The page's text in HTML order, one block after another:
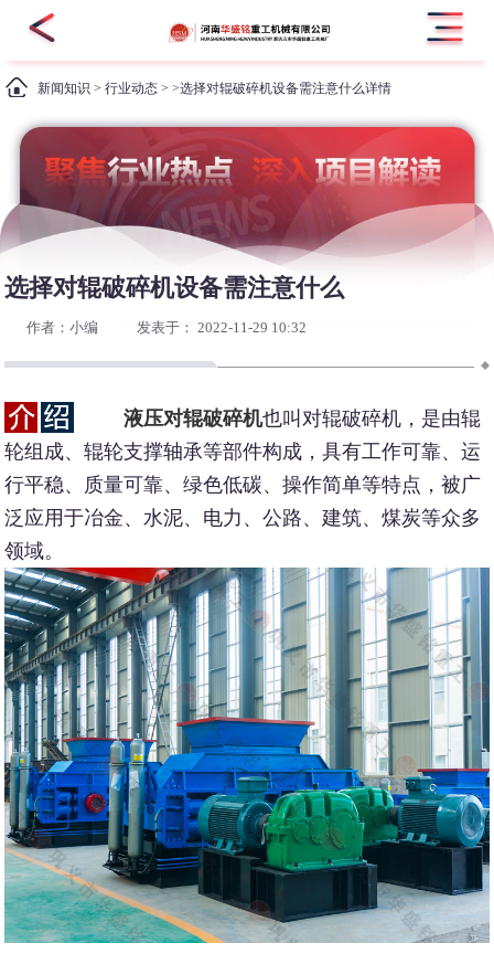
新闻知识 >行业动态 > >选择对辊破碎机设备需注意什么详情
选择对辊破碎机设备需注意什么
作者：小编 发表于： 2022-11-29 10:32
液压对辊破碎机也叫对辊破碎机，是由辊
轮组成、辊轮支撑轴承等部件构成，具有工作可靠、运
行平稳、质量可靠、绿色低碳、操作简单等特点，被广
泛应用于冶金、水泥、电力、公路、建筑、煤炭等众多
领域。